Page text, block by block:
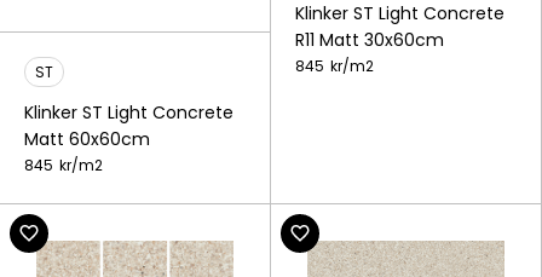
ST
Klinker ST Light Concrete
Matt 60x60cm
845 kr/m2
Klinker ST Light Concrete
R11 Matt 30x60cm
845 kr/m2